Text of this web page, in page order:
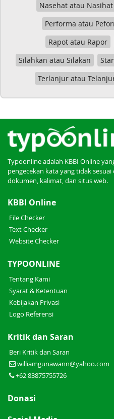
Nasehat atau Nasihat
Performa atau
Rapot atau Rapor
Silahkan atau Silakan
Terlanjur atau
Typoonline adalah KBBI Online
pengecekan kata yang tidak
dokumen, kalimat, dan situs web.
KBBI Online
File Checker
Text Checker
Website Checker
TYPOONLINE
Tentang Kami
Syarat & Ketentuan
Kebijakan Privasi
Logo Referensi
Kritik dan Saran
Beri Kritik dan Saran
williamgunawann@yahoo.com
+62 83875755726
Donasi